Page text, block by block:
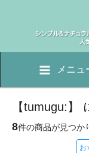
メニュ
【tumugu:】
8件の商品が見つか
お